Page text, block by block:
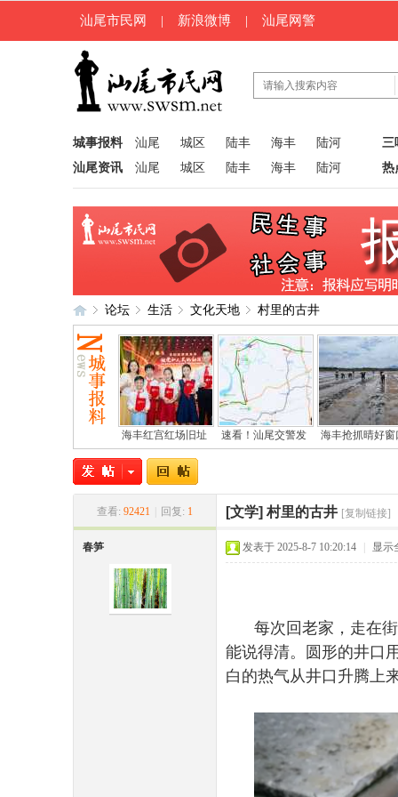
汕尾市民网 | 新浪微博 | 汕尾网警
城事报料 汕尾 城区 陆丰 海丰
陆河
汕尾资讯
汕尾 城区 陆丰 海丰 陆河
三
热
»
论坛
›
生活
›
文化天地
›
村里的古井
海丰红宫红场旧址 速看！汕尾交警发 海丰抢抓晴好窗
查看: 92421 回复: 1 [文学] 村里的古井 [复制链接]
春笋 发表于 2025-8-7 10:20:14 显示
每次回老家，走在
能说得清。圆形的井口
白的热气从井口升腾上